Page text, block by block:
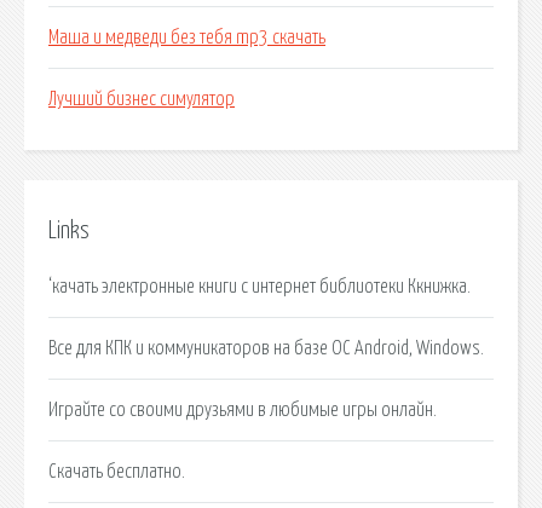
Маша и медведи без тебя mp3 скачать
Лучший бизнес симулятор
Links
‘качать электронные книги с интернет библиотеки Ккнижка.
Все для КПК и коммуникаторов на базе ОС Android, Windows.
Играйте со своими друзьями в любимые игры онлайн.
Скачать бесплатно.